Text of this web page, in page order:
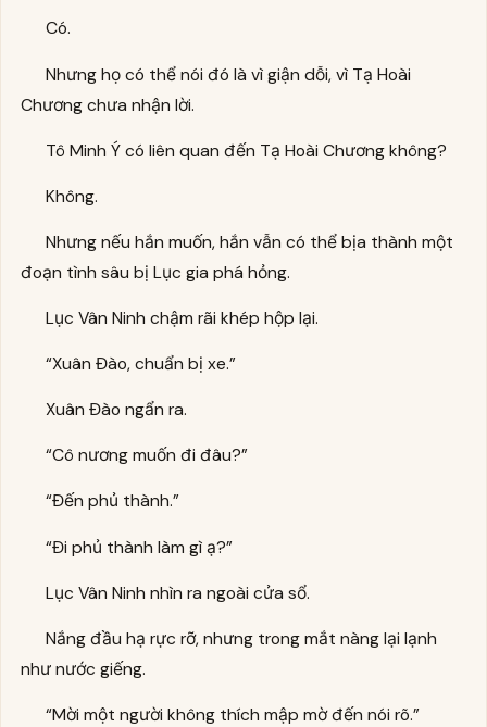
Có.
Nhưng họ có thể nói đó là vì giận dỗi, vì Tạ Hoài
Chương chưa nhận lời.
Tô Minh Ý có liên quan đến Tạ Hoài Chương không?
Không.
Nhưng nếu hắn muốn, hắn vẫn có thể bịa thành một
đoạn tình sâu bị Lục gia phá hỏng.
Lục Vân Ninh chậm rãi khép hộp lại.
“Xuân Đào, chuẩn bị xe.”
Xuân Đào ngẩn ra.
“Cô nương muốn đi đâu?”
“Đến phủ thành.”
“Đi phủ thành làm gì ạ?”
Lục Vân Ninh nhìn ra ngoài cửa sổ.
Nắng đầu hạ rực rỡ, nhưng trong mắt nàng lại lạnh
như nước giếng.
“Mời một người không thích mập mờ đến nói rõ.”